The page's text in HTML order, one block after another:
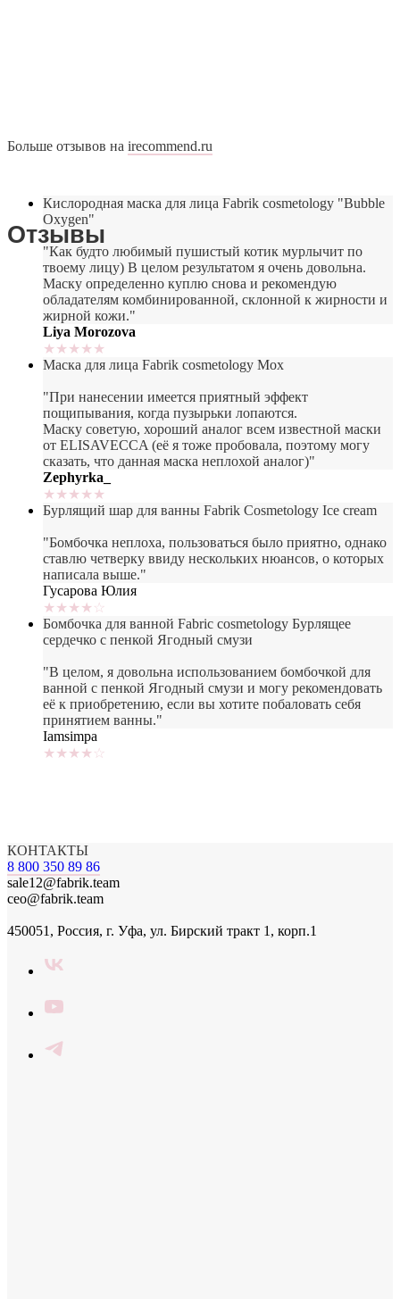
Отзывы
Больше отзывов на irecommend.ru
Кислородная маска для лица Fabrik cosmetology "Bubble
Oxygen"
"Как будто любимый пушистый котик мурлычит по
твоему лицу) В целом результатом я очень довольна.
Маску определенно куплю снова и рекомендую
обладателям комбинированной, склонной к жирности и
жирной кожи."
Liya Morozova
★★★★★
Маска для лица Fabrik cosmetology Mox
"При нанесении имеется приятный эффект
пощипывания, когда пузырьки лопаются.
Маску советую, хороший аналог всем известной маски
от ELISAVECCA (её я тоже пробовала, поэтому могу
сказать, что данная маска неплохой аналог)"
Zephyrka_
★★★★★
Бурлящий шар для ванны Fabrik Cosmetology Ice cream
"Бомбочка неплоха, пользоваться было приятно, однако
ставлю четверку ввиду нескольких нюансов, о которых
написала выше."
Гусарова Юлия
★★★★☆
Бомбочка для ванной Fabric cosmetology Бурлящее
сердечко с пенкой Ягодный смузи
"В целом, я довольна использованием бомбочкой для
ванной с пенкой Ягодный смузи и могу рекомендовать
её к приобретению, если вы хотите побаловать себя
принятием ванны."
Iamsimpa
★★★★☆
КОНТАКТЫ
8 800 350 89 86
sale12@fabrik.team
ceo@fabrik.team
450051, Россия, г. Уфа, ул. Бирский тракт 1, корп.1